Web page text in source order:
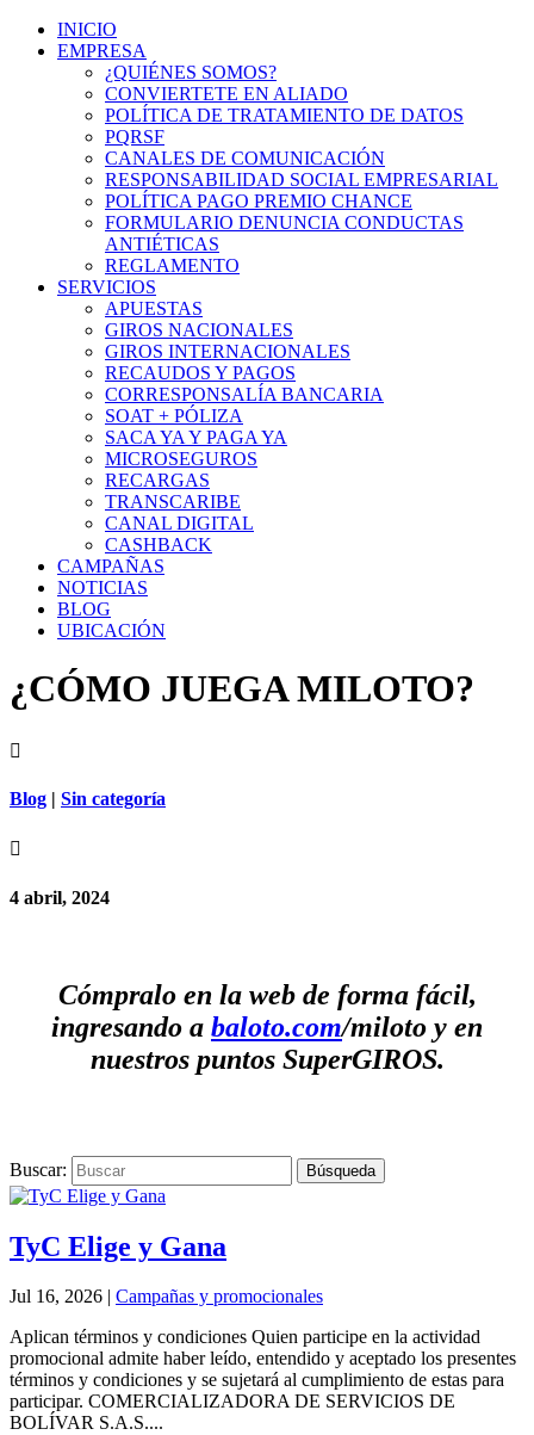
INICIO
EMPRESA
¿QUIÉNES SOMOS?
CONVIERTETE EN ALIADO
POLÍTICA DE TRATAMIENTO DE DATOS
PQRSF
CANALES DE COMUNICACIÓN
RESPONSABILIDAD SOCIAL EMPRESARIAL
POLÍTICA PAGO PREMIO CHANCE
FORMULARIO DENUNCIA CONDUCTAS
ANTIÉTICAS
REGLAMENTO
SERVICIOS
APUESTAS
GIROS NACIONALES
GIROS INTERNACIONALES
RECAUDOS Y PAGOS
CORRESPONSALÍA BANCARIA
SOAT + PÓLIZA
SACA YA Y PAGA YA
MICROSEGUROS
RECARGAS
TRANSCARIBE
CANAL DIGITAL
CASHBACK
CAMPAÑAS
NOTICIAS
BLOG
UBICACIÓN
¿CÓMO JUEGA MILOTO?

Blog | Sin categoría

4 abril, 2024
Cómpralo en la web de forma fácil,
ingresando a baloto.com/miloto y en
nuestros puntos SuperGIROS.
Buscar:
TyC Elige y Gana
Jul 16, 2026
Campañas y promocionales
Aplican términos y condiciones Quien participe en la actividad
promocional admite haber leído, entendido y aceptado los presentes
términos y condiciones y se sujetará al cumplimiento de estas para
participar. COMERCIALIZADORA DE SERVICIOS DE
BOLÍVAR S.A.S....